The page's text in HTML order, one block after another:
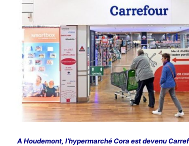
A Houdemont, l’hypermarché Cora est devenu